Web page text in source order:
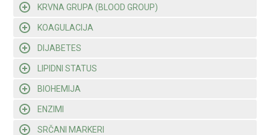
KRVNA GRUPA (BLOOD GROUP)
KOAGULACIJA
DIJABETES
LIPIDNI STATUS
BIOHEMIJA
ENZIMI
SRČANI MARKERI